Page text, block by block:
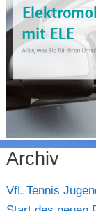
Archiv
VfL Tennis